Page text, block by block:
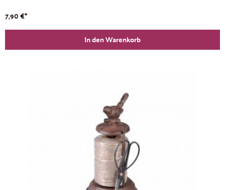
7,90 €*
In den Warenkorb